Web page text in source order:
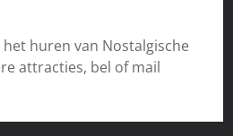
huren van Nostalgische
attracties, bel of mail